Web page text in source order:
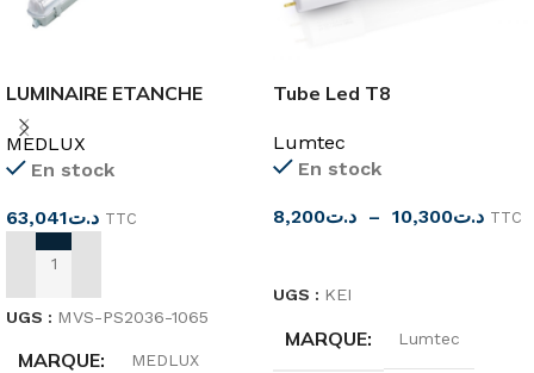
LUMINAIRE ETANCHE
2X24W T8 IP65
MEDLUX
En stock
د.ت63,041 TTC
AJOUTER AU PANIER
UGS : MVS-PS2036-1065
MARQUE MEDLUX
Tube Led T8
Lumtec
En stock
د.ت8,200 – د.ت10,300
TTC
UGS : KEI
MARQUE Lumtec